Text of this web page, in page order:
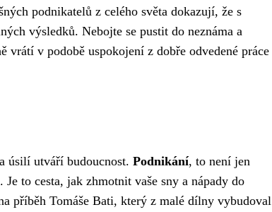
podnikatelů z celého světa dokazují, že s
výsledků. Nebojte se pustit do neznáma a
vrátí v podobě uspokojení z dobře odvedené práce
úsilí utváří budoucnost. Podnikání, to není jen
to cesta, jak zhmotnit vaše sny a nápady do
příběh Tomáše Bati, který z malé dílny vybudoval